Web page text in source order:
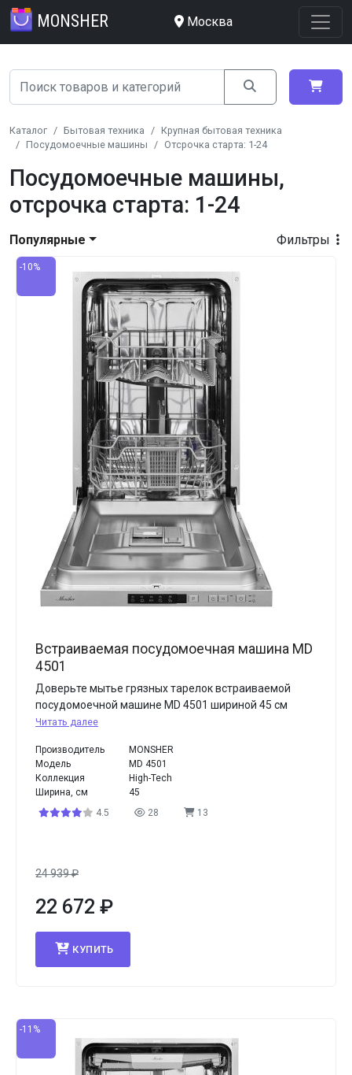
MONSHER Москва
Каталог Бытовая техника
Крупная бытовая техника
Посудомоечные машины
Отсрочка старта: 1-24
Посудомоечные машины,
отсрочка старта: 1-24
Фильтры
Популярные
-10%
Встраиваемая посудомоечная машина MD
4501
Доверьте мытье грязных тарелок встраиваемой
посудомоечной машине MD 4501 шириной 45 см
Читать далее
Производитель
MONSHER
Модель
MD 4501
Коллекция
High-Tech
Ширина, см
45
4.5
28 13
24 939₽
22 672 ₽
КУПИТЬ
-11%